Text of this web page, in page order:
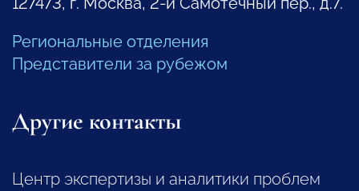
Региональные отделения
Представители за рубежом
Другие контакты
Центр экспертизы и аналитики проблем